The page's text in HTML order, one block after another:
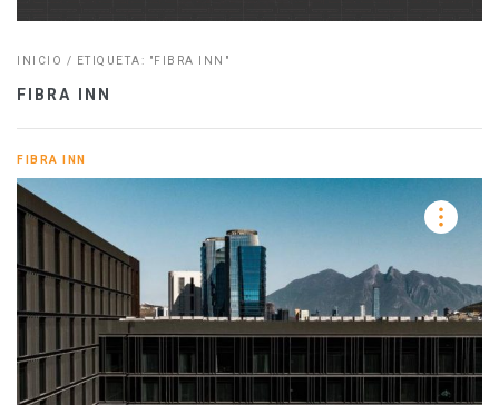
INICIO / ETIQUETA: "FIBRA INN"
FIBRA INN
FIBRA INN